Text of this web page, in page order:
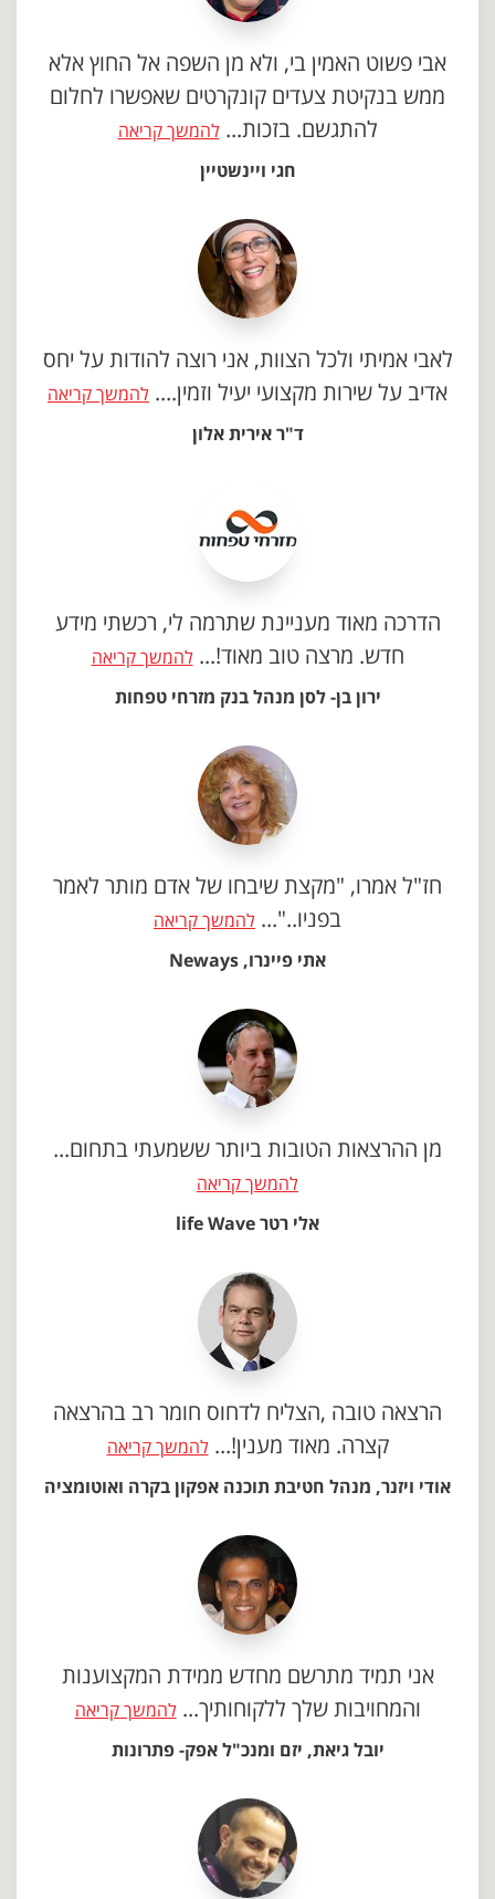
אבי פשוט האמין בי, ולא מן השפה אל החוץ אלא
ממש בנקיטת צעדים קונקרטים שאפשרו לחלום
להתגשם. בזכות...להמשך קריאה
חגי ויינשטיין
לאבי אמיתי ולכל הצוות, אני רוצה להודות על יחס
אדיב על שירות מקצועי יעיל וזמין.... להמשך קריאה
ד"ר אירית אלון
הדרכה מאוד מעניינת שתרמה לי, רכשתי מידע
חדש. מרצה טוב מאוד!...להמשך קריאה
ירון בן- לסן מנהל בנק מזרחי טפחות
חז"ל אמרו, "מקצת שיבחו של אדם מותר לאמר
בפניו.."... להמשך קריאה
אתי פיינרו, Neways
מן ההרצאות הטובות ביותר ששמעתי בתחום...
להמשך קריאה
אלי רטר life Wave
הרצאה טובה ,הצליח לדחוס חומר רב בהרצאה
קצרה. מאוד מענין!...להמשך קריאה
אודי ויזנר, מנהל חטיבת תוכנה אפקון בקרה ואוטומציה
אני תמיד מתרשם מחדש ממידת המקצוענות
והמחויבות שלך ללקוחותיך...להמשך קריאה
יובל גיאת, יזם ומנכ"ל אפק- פתרונות